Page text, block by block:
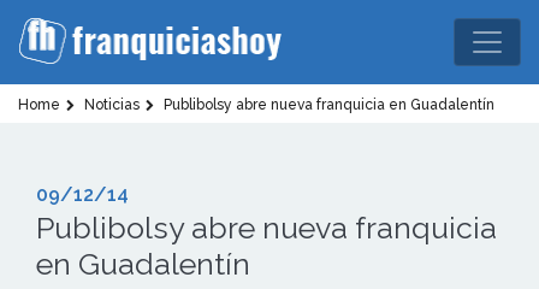
Home Noticias Publibolsy abre nueva franquicia en Guadalentín
09/12/14
Publibolsy abre nueva franquicia
en Guadalentín